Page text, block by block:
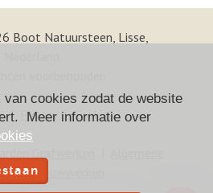
Boot Natuursteen, Lisse,
| Privacy |Cookies
Bouwwerken
cookies zodat de website
Meer informatie over